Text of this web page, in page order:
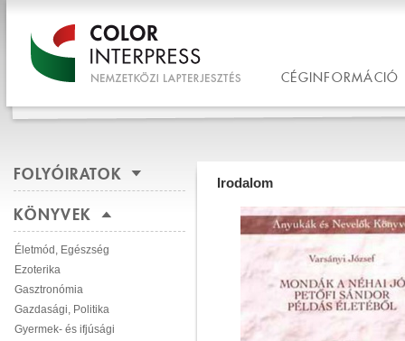
CÉGINFORMÁCIÓ
FOLYÓIRATOK
KÖNYVEK
Életmód, Egészség
Ezoterika
Gasztronómia
Gazdasági, Politika
Gyermek- és ifjúsági
Irodalom